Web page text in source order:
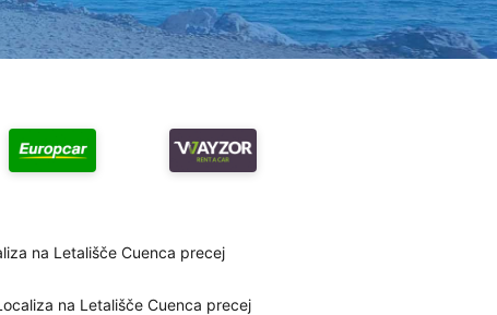
na Letališče Cuenca precej
na Letališče Cuenca precej